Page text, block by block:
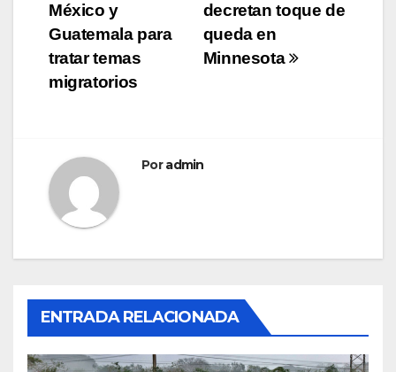
entradas
decretan toque de
queda en
Minnesota
México y
Guatemala para
tratar temas
migratorios
Poradmin
ENTRADA RELACIONADA